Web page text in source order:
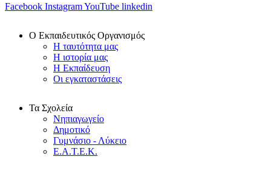
Facebook InstagramYouTube linkedin
Ο Εκπαιδευτικός Οργανισμός
Η ταυτότητα μας
Η ιστορία μας
Η Εκπαίδευση
Οι εγκαταστάσεις
Τα Σχολεία
Νηπιαγωγείο
Δημοτικό
Γυμνάσιο - Λύκειο
Ε.Α.Τ.Ε.Κ.